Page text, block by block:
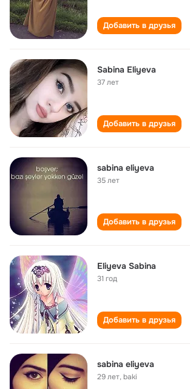
Добавить в друзья
Sabina Eliyeva
37 лет
Добавить в друзья
sabina eliyeva
35 лет
Добавить в друзья
Eliyeva Sabina
31 год
Добавить в друзья
sabina eliyeva
29 лет,baki